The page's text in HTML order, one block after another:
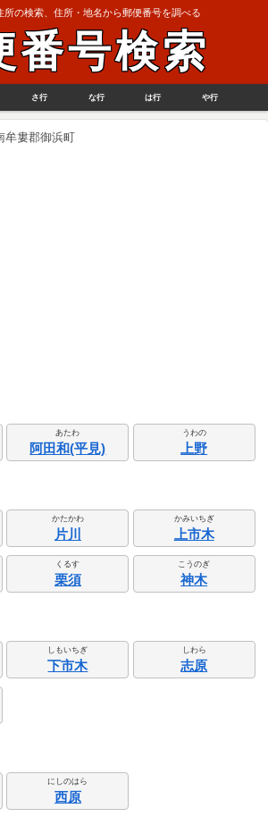
所の検索、住所・地名から郵便番号を調べる
番号検索
さ行 な行 は行 や行
牟婁郡御浜町
あたわ
阿田和(平見)
うわの
上野
かたかわ
片川
かみいちぎ
上市木
くるす
栗須
こうのぎ
神木
しもいちぎ
下市木
しわら
志原
にしのはら
西原